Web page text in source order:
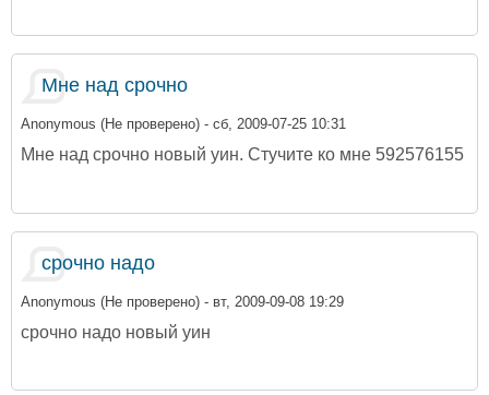
Мне над срочно
Anonymous (Не проверено) - сб, 2009-07-25 10:31
Мне над срочно новый уин. Стучите ко мне 592576155
срочно надо
Anonymous (Не проверено) - вт, 2009-09-08 19:29
срочно надо новый уин